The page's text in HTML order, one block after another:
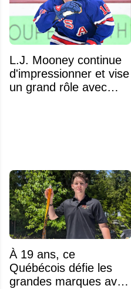
L.J. Mooney continue
d'impressionner et vise
un grand rôle avec
À 19 ans, ce
Québécois défie les
grandes marques avec